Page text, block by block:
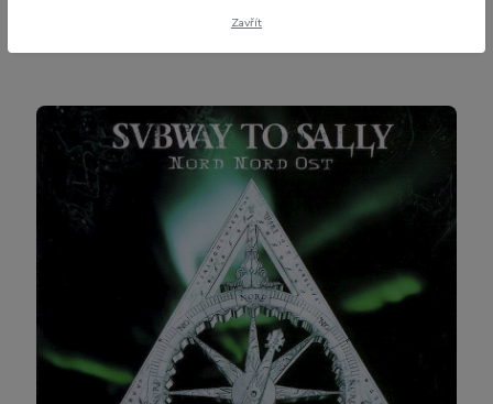
Subway To Sally - Nord Nord Ost - CD
Zavřít